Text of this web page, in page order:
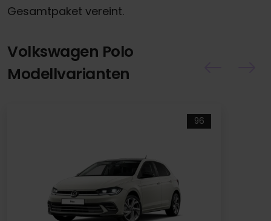
Gesamtpaket vereint.
Volkswagen Polo
Modellvarianten
96